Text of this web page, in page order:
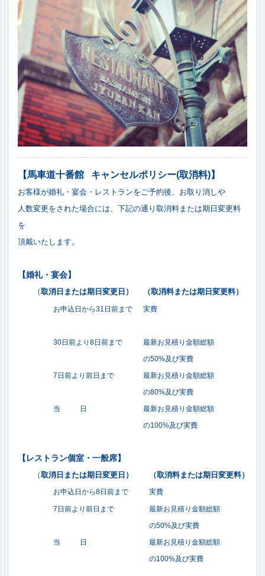
【馬車道十番館 キャンセルポリシー(取消料)】
お客様が婚礼・宴会・レストランをご予約後、お取り消しや
人数変更をされた場合には、 下記の通り取消料または期日変更料
を
頂戴いたします。
【婚礼・宴会】
（取消日または期日変更日） （取消料または期日変更料）
お申込日から31 日前まで 実費
30日前より 8日前まで
最新お見積り金額総額
の50%及び実費
7 日前より前日まで
最新お見積り金額総額
の80%及び実費
当 日
最新お見積り金額総額
の100%及び実費
【レストラン個室・一般席】
（取消日または期日変更日） （取消料または期日変更料）
お申込日から8日前まで 実費
7日前より前日まで
最新お見積り金額総額
の50%及び実費
当 日
最新お見積り金額総額
の100%及び実費